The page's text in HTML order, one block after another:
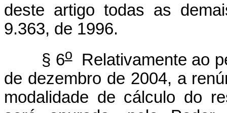
deste artigo todas as
9.363, de 1996.
§ 6oRelativamente ao
de dezembro de 2004, a
modalidade de cálculo do